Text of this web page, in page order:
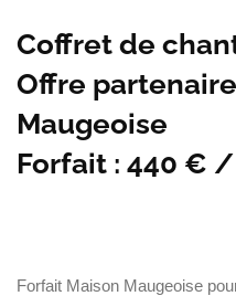
Coffret de
Offre
Maugeoise
Forfait : 440 €
Forfait Maison Maugeoise